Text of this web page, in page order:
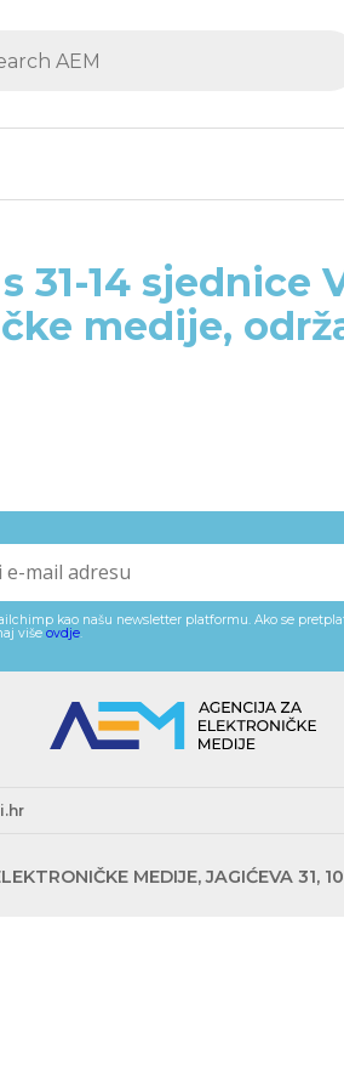
31-14 sjednice
medije,
kao našu newsletter platformu. Ako se
više ovdje.
MEDIJE, JAGIĆEVA 31,